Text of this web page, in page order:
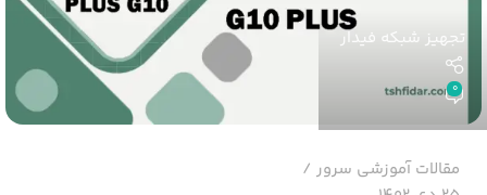
تجهیز شبکه فیدار
0
مقالات آموزشی سرور